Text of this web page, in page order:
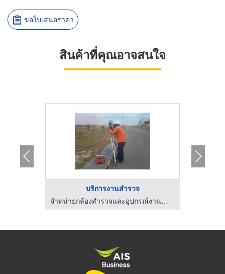
ขอใบเสนอราคา
สินค้าที่คุณอาจสนใจ
บริการงานสำรวจ
จำหน่ายกล้องสำรวจและอุปกรณ์งานสำรวจ